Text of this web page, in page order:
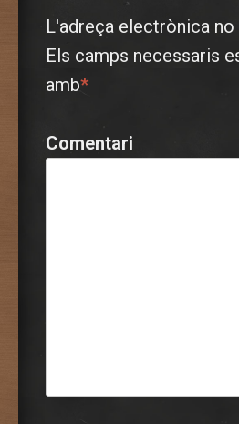
L'adreça electrònica no
Els camps necessaris
amb*
Comentari